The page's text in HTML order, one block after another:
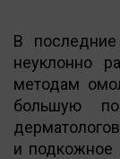
В
неуклонно
методам
большую
и подкожное